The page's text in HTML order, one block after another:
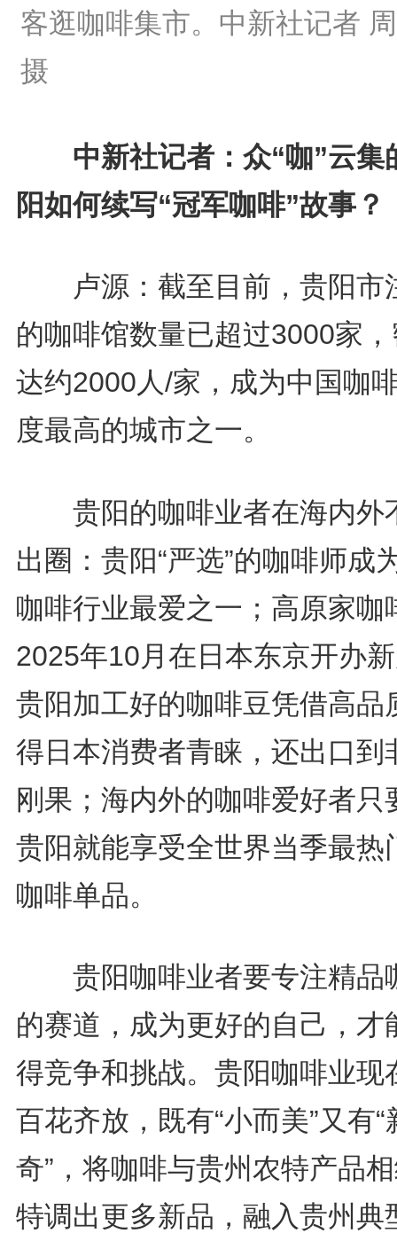
客逛咖啡集市。中新社记者
摄
中新社记者：众“咖”云集
阳如何续写“冠军咖啡”故事？
卢源：截至目前，贵阳市
的咖啡馆数量已超过3000家
达约2000人/家，成为中国咖
度最高的城市之一。
贵阳的咖啡业者在海内外
出圈：贵阳“严选”的咖啡师成
咖啡行业最爱之一；高原家咖
2025年10月在日本东京开办
贵阳加工好的咖啡豆凭借高品
得日本消费者青睐，还出口到
刚果；海内外的咖啡爱好者只
贵阳就能享受全世界当季最热
咖啡单品。
贵阳咖啡业者要专注精品
的赛道，成为更好的自己，才
得竞争和挑战。贵阳咖啡业现
百花齐放，既有“小而美”又有“
奇”，将咖啡与贵州农特产品
特调出更多新品，融入贵州典